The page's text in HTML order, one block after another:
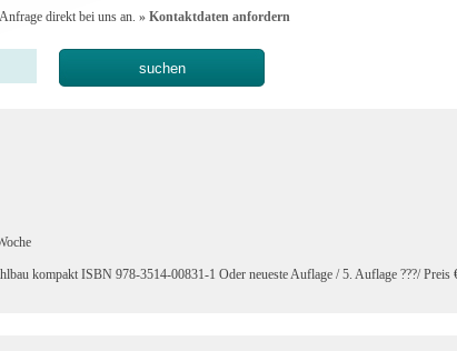
direkt bei uns an. » Kontaktdaten anfordern
kompakt ISBN 978-3514-00831-1 Oder neueste Auflage / 5. Auflage ???/ Preis